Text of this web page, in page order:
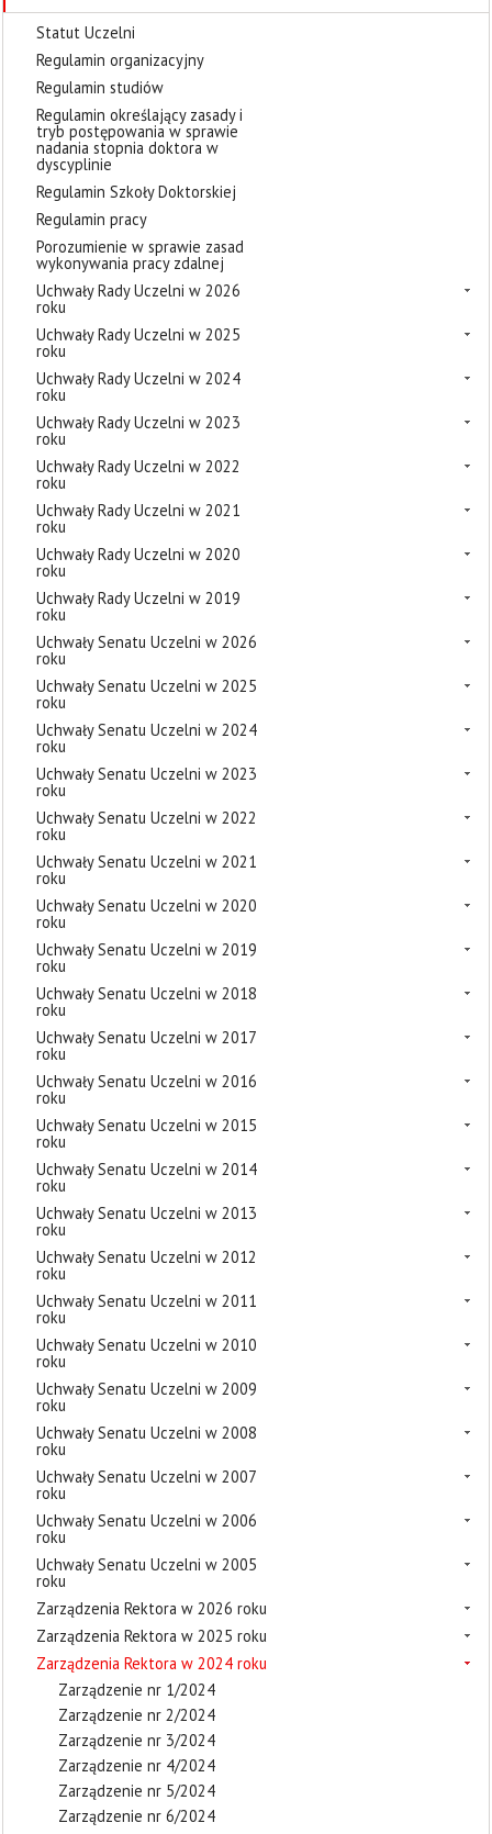
Statut Uczelni
Regulamin organizacyjny
Regulamin studiów
Regulamin określający zasady i
tryb postępowania w sprawie
nadania stopnia doktora w
dyscyplinie
Regulamin Szkoły Doktorskiej
Regulamin pracy
Porozumienie w sprawie zasad
wykonywania pracy zdalnej
Uchwały Rady Uczelni w 2026
roku
Uchwały Rady Uczelni w 2025
roku
Uchwały Rady Uczelni w 2024
roku
Uchwały Rady Uczelni w 2023
roku
Uchwały Rady Uczelni w 2022
roku
Uchwały Rady Uczelni w 2021
roku
Uchwały Rady Uczelni w 2020
roku
Uchwały Rady Uczelni w 2019
roku
Uchwały Senatu Uczelni w 2026
roku
Uchwały Senatu Uczelni w 2025
roku
Uchwały Senatu Uczelni w 2024
roku
Uchwały Senatu Uczelni w 2023
roku
Uchwały Senatu Uczelni w 2022
roku
Uchwały Senatu Uczelni w 2021
roku
Uchwały Senatu Uczelni w 2020
roku
Uchwały Senatu Uczelni w 2019
roku
Uchwały Senatu Uczelni w 2018
roku
Uchwały Senatu Uczelni w 2017
roku
Uchwały Senatu Uczelni w 2016
roku
Uchwały Senatu Uczelni w 2015
roku
Uchwały Senatu Uczelni w 2014
roku
Uchwały Senatu Uczelni w 2013
roku
Uchwały Senatu Uczelni w 2012
roku
Uchwały Senatu Uczelni w 2011
roku
Uchwały Senatu Uczelni w 2010
roku
Uchwały Senatu Uczelni w 2009
roku
Uchwały Senatu Uczelni w 2008
roku
Uchwały Senatu Uczelni w 2007
roku
Uchwały Senatu Uczelni w 2006
roku
Uchwały Senatu Uczelni w 2005
roku
Zarządzenia Rektora w 2026 roku
Zarządzenia Rektora w 2025 roku
Zarządzenia Rektora w 2024 roku
Zarządzenie nr 1/2024
Zarządzenie nr 2/2024
Zarządzenie nr 3/2024
Zarządzenie nr 4/2024
Zarządzenie nr 5/2024
Zarządzenie nr 6/2024